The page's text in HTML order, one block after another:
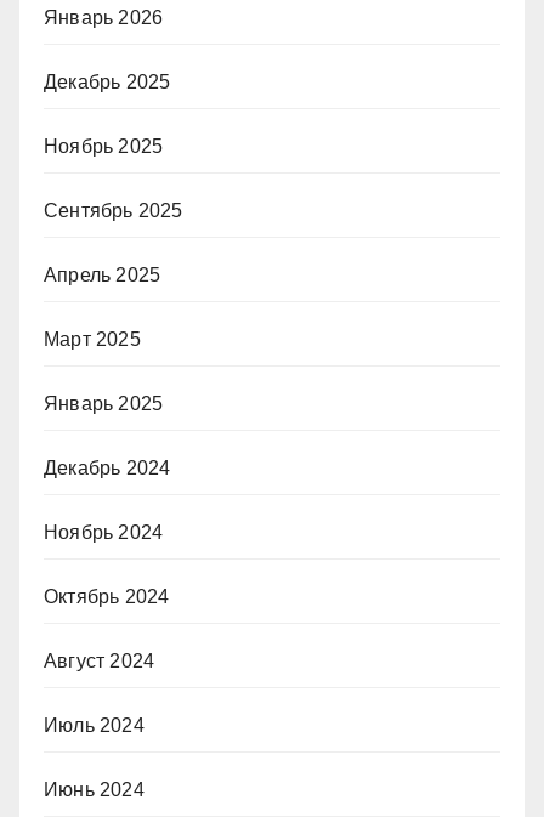
Январь 2026
Декабрь 2025
Ноябрь 2025
Сентябрь 2025
Апрель 2025
Март 2025
Январь 2025
Декабрь 2024
Ноябрь 2024
Октябрь 2024
Август 2024
Июль 2024
Июнь 2024